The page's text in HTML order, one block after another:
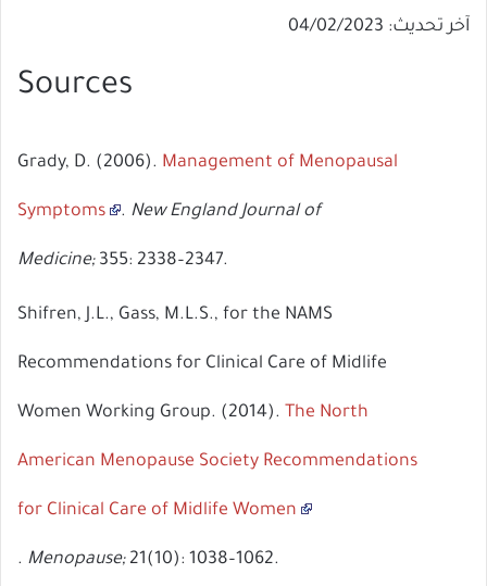
آخر تحديث: 04/02/2023
Sources
Grady, D. (2006). Management of Menopausal
Symptoms . New England Journal of
Medicine; 355: 2338–2347.
Shifren, J.L., Gass, M.L.S., for the NAMS
Recommendations for Clinical Care of Midlife
Women Working Group. (2014). The North
American Menopause Society Recommendations
for Clinical Care of Midlife Women
. Menopause;21(10): 1038–1062.